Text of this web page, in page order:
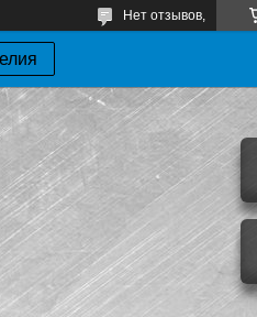
Нет отзывов,